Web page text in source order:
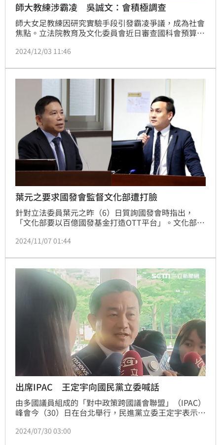
師大教練涉霸凌 吳誠文：會積極調查
師大女足教練因研究實驗手段引發霸凌爭議，成為社會
焦點。立法院教育及文化委員會近日審查國科會預算
求全面調查。國科會主委吳誠文當場承諾，將於一週內
2024/12/03 11:46
葉元之要求國發會監督文化部遭打臉
針對立法委員葉元之昨（6）日質詢國發會時指出，
「文化部要以百億國發基金打造OTT平台」。文化部表
容」的投資，「並沒有要投資OTT平台」，對於公開且
2024/11/07 01:44
出席IPAC 王定宇向國民黨立委喊話
由多國議員組成的「對中政策跨國議會聯盟」（IPAC）
峰會今（30）日在台北舉行，民進黨立委王定宇表示，
院長所主持，並由立法院分發，應該都有收到。他強
2024/07/30 03:00